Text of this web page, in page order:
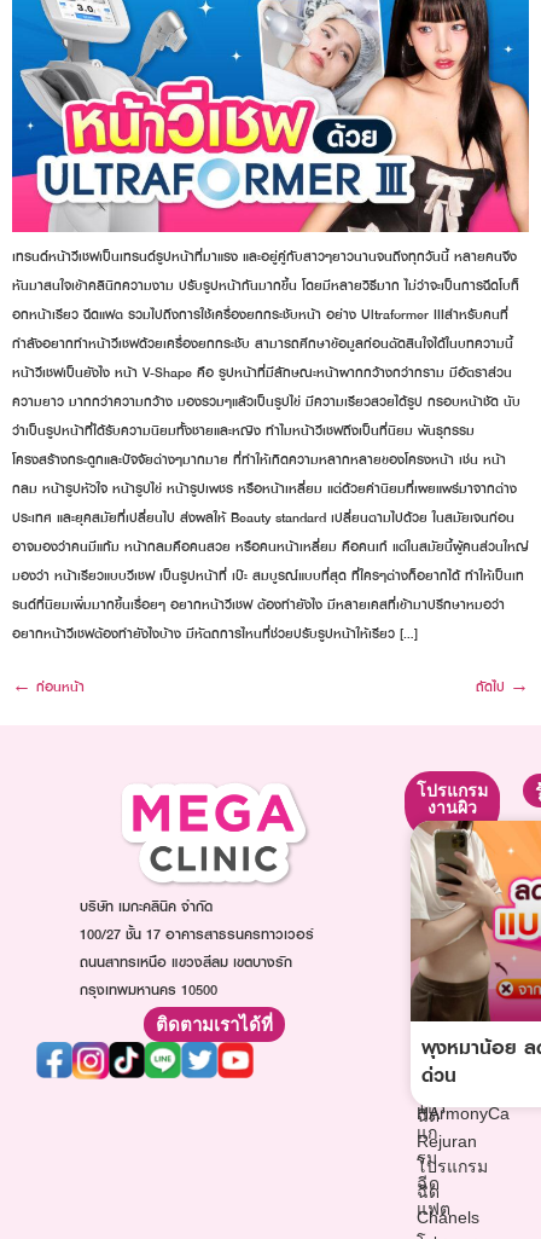
เทรนด์หน้าวีเชฟเป็นเทรนด์รูปหน้าที่มาแรง และอยู่คู่กับสาวๆยาวนานจนถึงทุกวันนี้ หลายคนจึง
หันมาสนใจเข้าคลินิกความงาม ปรับรูปหน้ากันมากขึ้น โดยมีหลายวิธีมาก ไม่ว่าจะเป็นการฉีดโบท็
อกหน้าเรียว ฉีดแฟต รวมไปถึงการใช้เครื่องยกกระชับหน้า อย่าง Ultraformer IIIสำหรับคนที่
กำลังอยากทำหน้าวีเชฟด้วยเครื่องยกกระชับ สามารถศึกษาข้อมูลก่อนตัดสินใจได้ในบทความนี้
หน้าวีเชฟเป็นยังไง หน้า V-Shape คือ รูปหน้าที่มีลักษณะหน้าผากกว้างกว่ากราม มีอัตราส่วน
ความยาว มากกว่าความกว้าง มองรวมๆแล้วเป็นรูปไข่ มีความเรียวสวยได้รูป กรอบหน้าชัด นับ
ว่าเป็นรูปหน้าที่ได้รับความนิยมทั้งชายและหญิง ทำไมหน้าวีเชฟถึงเป็นที่นิยม พันธุกรรม
โครงสร้างกระดูกและปัจจัยต่างๆมากมาย ที่ทำให้เกิดความหลากหลายของโครงหน้า เช่น หน้า
กลม หน้ารูปหัวใจ หน้ารูปไข่ หน้ารูปเพชร หรือหน้าเหลี่ยม แต่ด้วยค่านิยมที่เผยแพร่มาจากต่าง
ประเทศ และยุคสมัยที่เปลี่ยนไป ส่งผลให้ Beauty standard เปลี่ยนตามไปด้วย ในสมัยเจนก่อน
อาจมองว่าคนมีแก้ม หน้ากลมคือคนสวย หรือคนหน้าเหลี่ยม คือคนเก๋ แต่ในสมัยนี้ผู้คนส่วนใหญ่
มองว่า หน้าเรียวแบบวีเชฟ เป็นรูปหน้าที่ เป๊ะ สมบูรณ์แบบที่สุด ที่ใครๆต่างก็อยากได้ ทำให้เป็นเท
รนด์ที่นิยมเพิ่มมากขึ้นเรื่อยๆ อยากหน้าวีเชฟ ต้องทำยังไง มีหลายเคสที่เข้ามาปรึกษาหมอว่า
อยากหน้าวีเชฟต้องทำยังไงบ้าง มีหัตถการไหนที่ช่วยปรับรูปหน้าให้เรียว […]
← ก่อนหน้า ถัดไป →
บริษัท เมกะคลินิค จำกัด
100/27 ชั้น 17 อาคารสาธรนครทาวเวอร์
ถนนสาทรเหนือ แขวงสีลม เขตบางรัก
กรุงเทพมหานคร 10500
ติดตามเราได้ที่
โปรแกรม
ปรับรูป
หน้า
โปรแกรม
ฉีดโบท็
อก
โปร
แก
รม
ฉีด
เลอ
ร์
โปร
แก
รม
ฉีด
แฟต
โปรแกรม
ยกกระชับ
โปรแกรม
Ultraformer
โปรแกรม
Oligio
โปรแกรม
Thermage
โปรแกรม
ฉีด
โปรแกรม
ฉีด
HArmonyCa
โปรแกรม
งานผิว
โปรแกรม
ฉีดหน้า
ใส
โปรแกรม
ฉีดออร่า
ไวท์
โปรแกรม
ฉีด
วิตามิน
ผิว
ฉีด
Rejuran
โปรแกรม
ฉีด
Chanels
พุงหมาน้อย ล
ด่วน